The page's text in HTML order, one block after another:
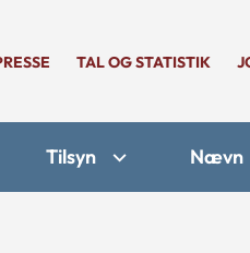
TAL OG STATISTIK
Tilsyn Nævn